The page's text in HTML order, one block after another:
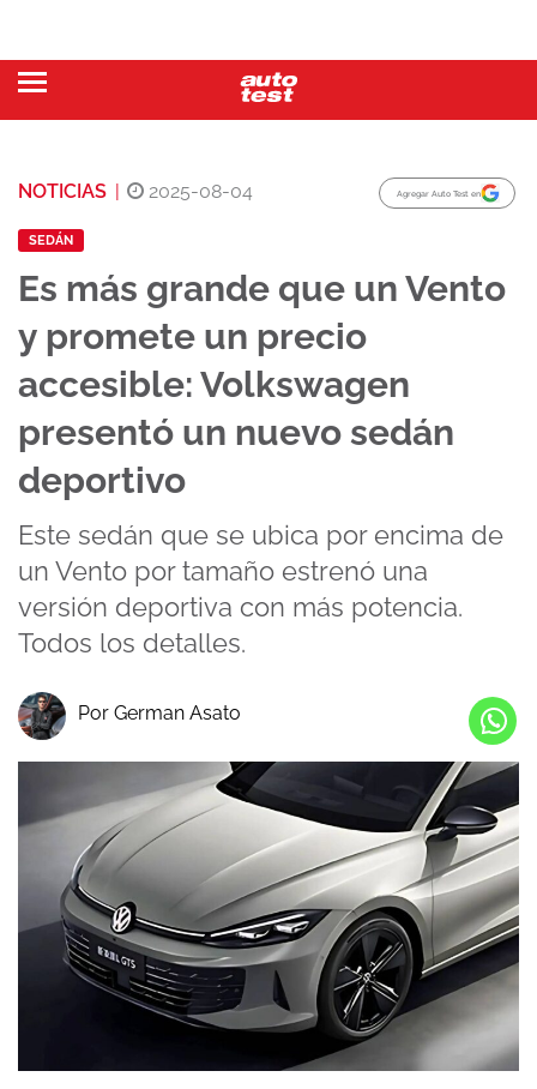
NOTICIAS | 2025-08-04 Agregar Auto Test en
SEDÁN
Es más grande que un Vento
y promete un precio
accesible: Volkswagen
presentó un nuevo sedán
deportivo
Este sedán que se ubica por encima de
un Vento por tamaño estrenó una
versión deportiva con más potencia.
Todos los detalles.
Por German Asato